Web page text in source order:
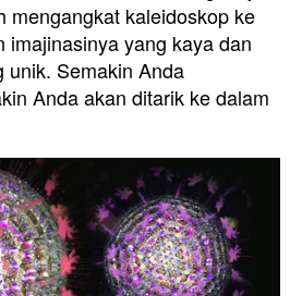
mengangkat kaleidoskop ke
imajinasinya yang kaya dan
unik. Semakin Anda
Anda akan ditarik ke dalam